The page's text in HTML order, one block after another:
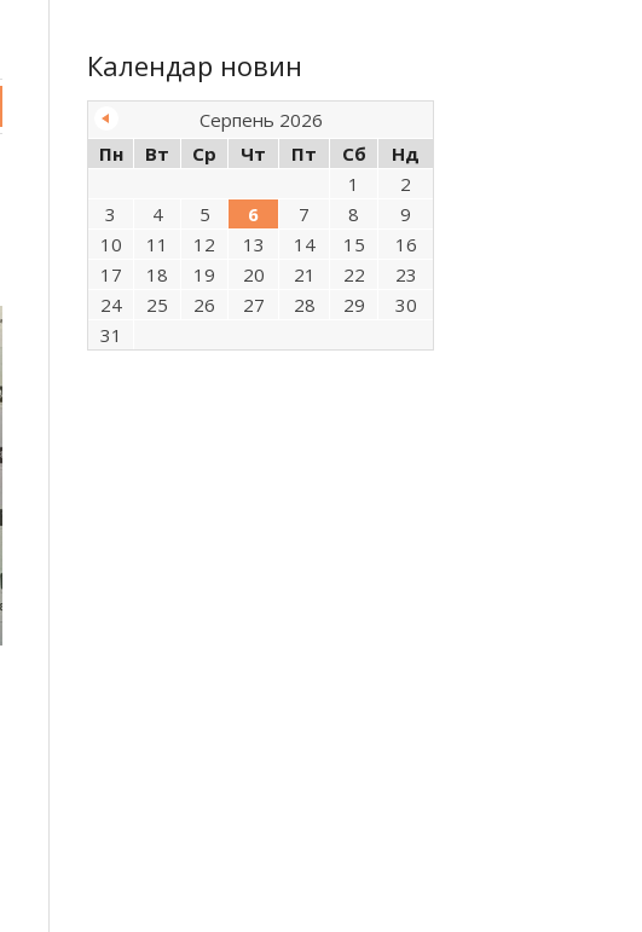
Календар новин
Серпень 2026
Пн
Вт Ср Чт Пт Сб
Нд
1
2
3
4 5 6 7 8
9
10
11 12 13 14 15
16
17
18 19 20 21 22
23
24
25 26 27 28 29
30
31